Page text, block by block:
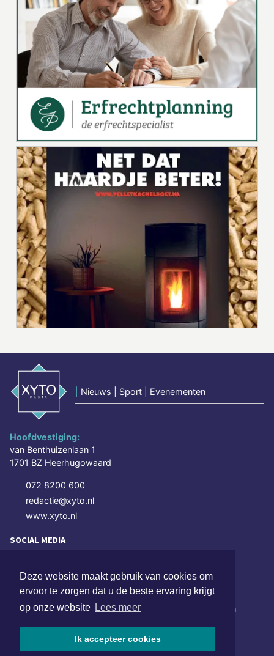
Deze website maakt gebruik van cookies om
ervoor te zorgen dat u de beste ervaring krijgt
op onze website Lees meer
Ik accepteer cookies
Nieuws | Sport | Evenementen
Hoofdvestiging:
van Benthuizenlaan 1
1701 BZ Heerhugowaard
072 8200 600
redactie@xyto.nl
www.xyto.nl
SOCIAL MEDIA
NIEUWSBRIEF AANMELDEN
Schrijf je in voor onze nieuwsbrief en krijg wekelijks een
Aanmelden